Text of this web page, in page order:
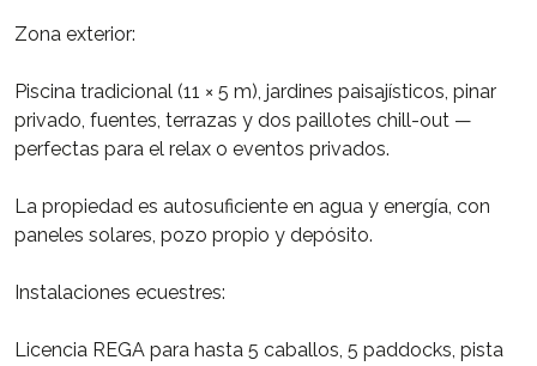
Zona exterior:
Piscina tradicional (11 × 5 m), jardines paisajísticos, pinar
privado, fuentes, terrazas y dos paillotes chill-out —
perfectas para el relax o eventos privados.
La propiedad es autosuficiente en agua y energía, con
paneles solares, pozo propio y depósito.
Instalaciones ecuestres:
Licencia REGA para hasta 5 caballos, 5 paddocks, pista